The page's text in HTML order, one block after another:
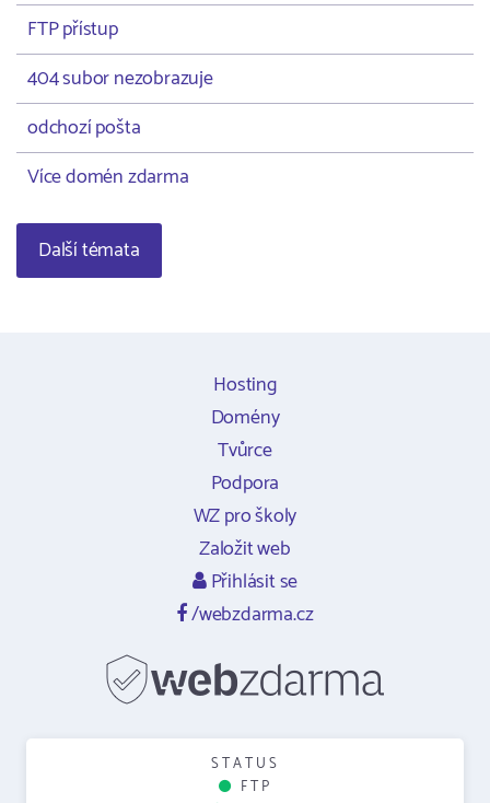
FTP přístup
404 subor nezobrazuje
odchozí pošta
Více domén zdarma
Další témata
Hosting
Domény
Tvůrce
Podpora
WZ pro školy
Založit web
Přihlásit se
/webzdarma.cz
STATUS
FTP